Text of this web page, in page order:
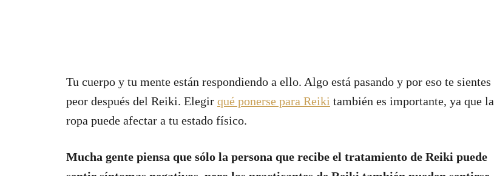
Tu cuerpo y tu mente están respondiendo a ello. Algo está pasando y por eso te sientes
peor después del Reiki. Elegir qué ponerse para Reiki también es importante, ya que la
ropa puede afectar a tu estado físico.
Mucha gente piensa que sólo la persona que recibe el tratamiento de Reiki puede